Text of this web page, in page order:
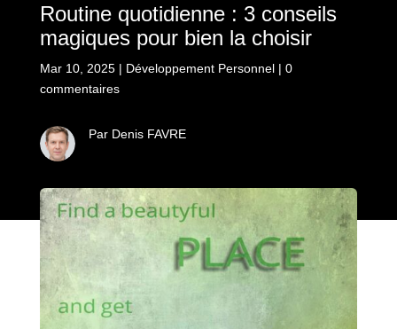
Routine quotidienne : 3 conseils
magiques pour bien la choisir
Mar 10, 2025| Développement Personnel| 0
commentaires
Par Denis FAVRE